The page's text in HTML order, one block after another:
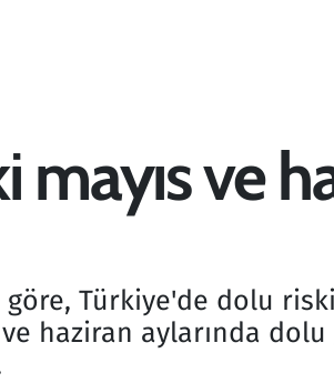
mayıs ve
göre, Türkiye'de dolu
haziran aylarında dolu